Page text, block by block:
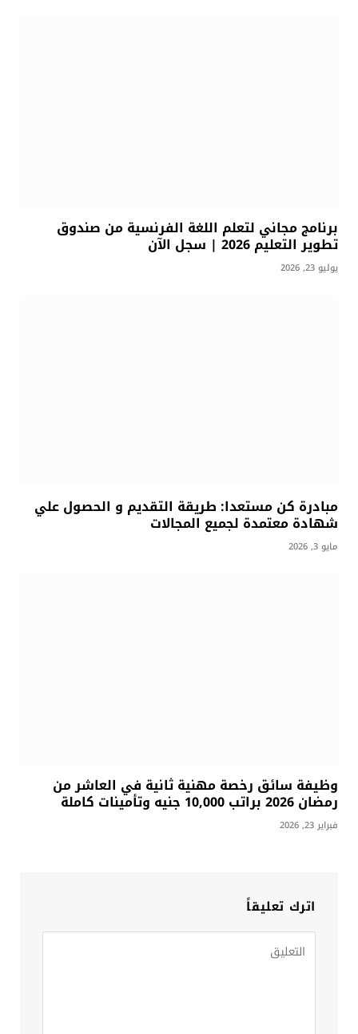
برنامج مجاني لتعلم اللغة الفرنسية من صندوق
تطوير التعليم 2026 | سجل الآن
يوليو 23, 2026
مبادرة كن مستعدا: طريقة التقديم و الحصول علي
شهادة معتمدة لجميع المجالات
مايو 3, 2026
وظيفة سائق رخصة مهنية ثانية في العاشر من
رمضان 2026 براتب 10,000 جنيه وتأمينات كاملة
فبراير 23, 2026
اترك تعليقاً